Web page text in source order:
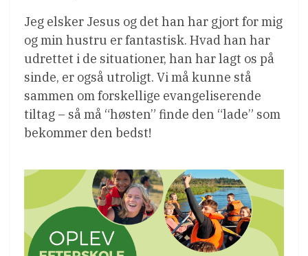
Jeg elsker Jesus og det han har gjort for mig
og min hustru er fantastisk. Hvad han har
udrettet i de situationer, han har lagt os på
sinde, er også utroligt. Vi må kunne stå
sammen om forskellige evangeliserende
tiltag – så må “høsten” finde den “lade” som
bekommer den bedst!